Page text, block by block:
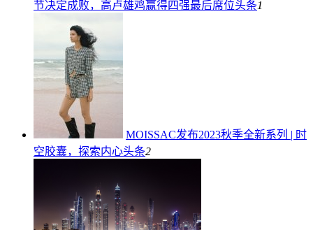
节决定成败，高卢雄鸡赢得四强最后席位头条1
MOISSAC发布2023秋季全新系列 | 时
空胶囊，探索内心头条2